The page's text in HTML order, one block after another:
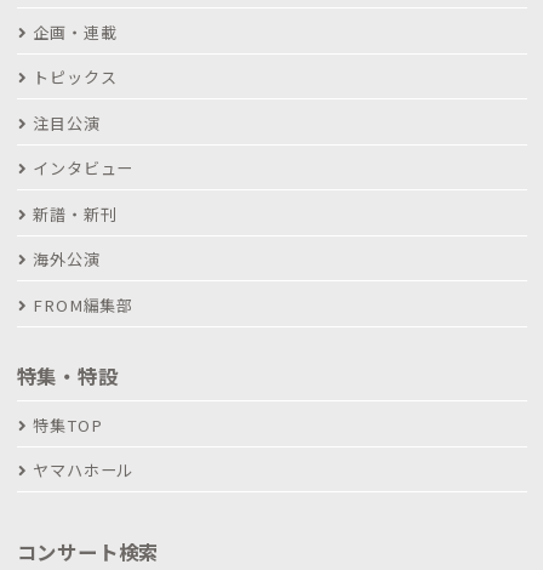
企画・連載
トピックス
注目公演
インタビュー
新譜・新刊
海外公演
FROM編集部
特集・特設
特集TOP
ヤマハホール
コンサート検索